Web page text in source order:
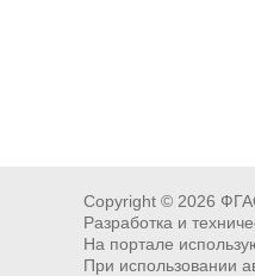
Copyright © 2026
Разработка и
На портале
При использовании